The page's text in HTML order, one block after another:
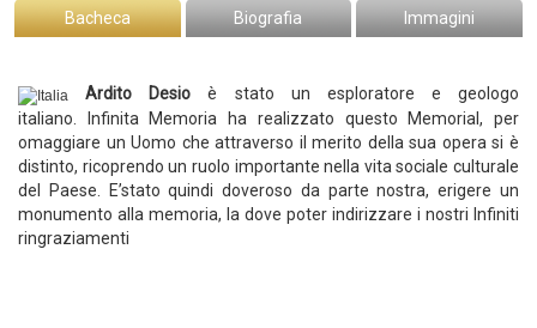
Bacheca Biografia Immagini
Ardito Desio è stato un esploratore e geologo
italiano.
Infinita Memoria ha realizzato questo Memorial, per
omaggiare un Uomo che attraverso il merito della sua opera si è
distinto, ricoprendo un ruolo importante nella vita sociale culturale
del Paese. E’stato quindi doveroso da parte nostra, erigere un
monumento alla memoria, la dove poter indirizzare i nostri Infiniti
ringraziamenti